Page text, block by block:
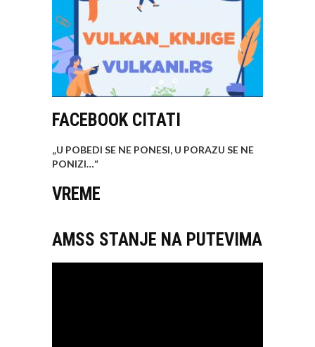
FACEBOOK CITATI
„U POBEDI SE NE PONESI, U PORAZU SE NE
PONIZI…“
VREME
AMSS STANJE NA PUTEVIMA